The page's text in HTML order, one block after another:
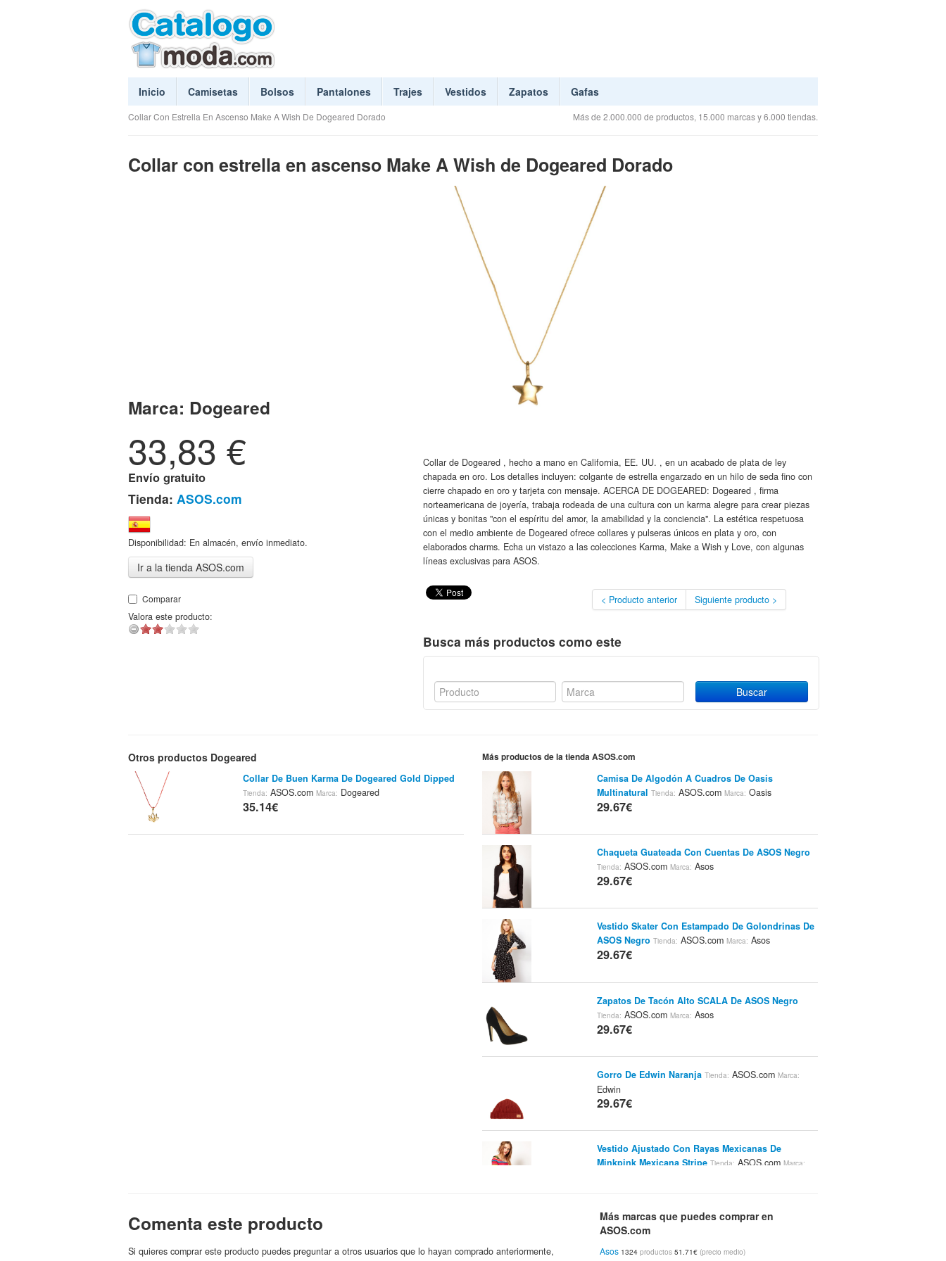
Inicio Camisetas Bolsos Pantalones Trajes Vestidos Zapatos Gafas
Collar Con Estrella En Ascenso Make A Wish De Dogeared Dorado Más de 2.000.000 de productos, 15.000 marcas y 6.000 tiendas.
Collar con estrella en ascenso Make A Wish de Dogeared Dorado
Marca: Dogeared
33,83 €
Envío gratuito
Tienda: ASOS.com
Disponibilidad: En almacén, envío inmediato.
Ir a la tienda ASOS.com
Comparar
Valora este producto:
Collar de Dogeared , hecho a mano en California, EE. UU. , en un acabado de plata de ley
chapada en oro. Los detalles incluyen: colgante de estrella engarzado en un hilo de seda fino con
cierre chapado en oro y tarjeta con mensaje. ACERCA DE DOGEARED: Dogeared , firma
norteamericana de joyería, trabaja rodeada de una cultura con un karma alegre para crear piezas
únicas y bonitas "con el espíritu del amor, la amabilidad y la conciencia". La estética respetuosa
con el medio ambiente de Dogeared ofrece collares y pulseras únicos en plata y oro, con
elaborados charms. Echa un vistazo a las colecciones Karma, Make a Wish y Love, con algunas
líneas exclusivas para ASOS.
< Producto anterior Siguiente producto >
Busca más productos como este
Otros productos Dogeared
Collar De Buen Karma De Dogeared Gold Dipped
Tienda: ASOS.comMarca: Dogeared
35.14€
Más productos de la tienda ASOS.com
Camisa De Algodón A Cuadros De Oasis
Multinatural Tienda: ASOS.com Marca: Oasis
29.67€
Chaqueta Guateada Con Cuentas De ASOS Negro
Tienda: ASOS.com Marca: Asos
29.67€
Vestido Skater Con Estampado De Golondrinas De
ASOS Negro Tienda: ASOS.com Marca: Asos
29.67€
Zapatos De Tacón Alto SCALA De ASOS Negro
Tienda: ASOS.com Marca: Asos
29.67€
Gorro De Edwin Naranja Tienda: ASOS.com Marca:
Edwin
29.67€
Vestido Ajustado Con Rayas Mexicanas De
Minkpink Mexicana Stripe Tienda: ASOS.com Marca:
Minivestido Ajustado Con Laterales De Encaje De
TFNC Negro
29.82€
Comenta este producto
Si quieres comprar este producto puedes preguntar a otros usuarios que lo hayan comprado anteriormente,
Más marcas que puedes comprar en
ASOS.com
Asos 1324productos 51.71€ (precio medio)